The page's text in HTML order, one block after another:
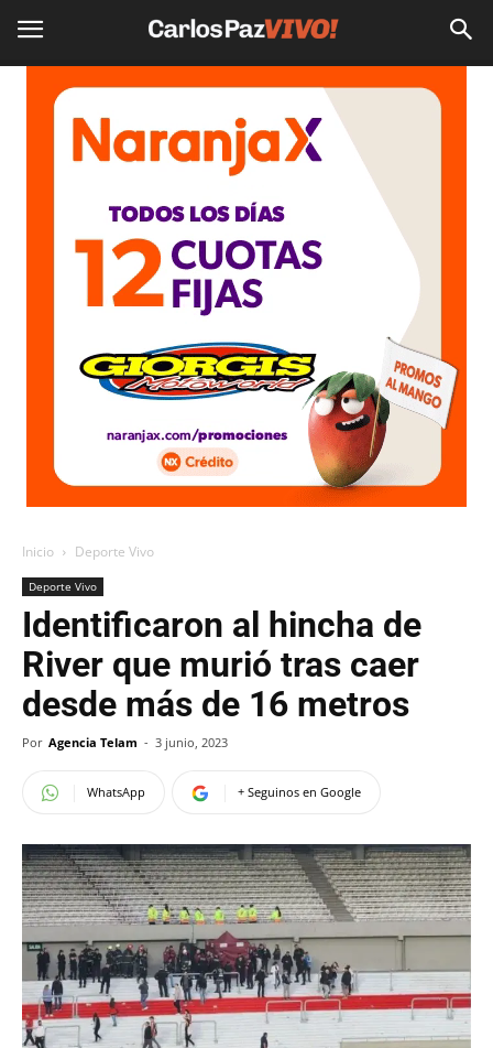
Inicio Deporte Vivo
Deporte Vivo
Identificaron al hincha de
River que murió tras caer
desde más de 16 metros
Por Agencia Telam - 3 junio, 2023
WhatsApp + Seguinos en Google